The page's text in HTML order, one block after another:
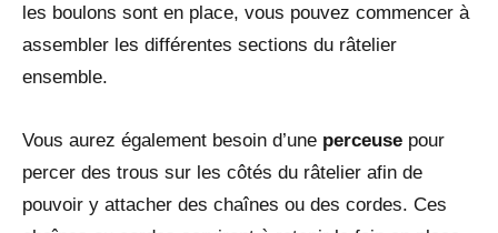
les boulons sont en place, vous pouvez commencer à
assembler les différentes sections du râtelier
ensemble.
Vous aurez également besoin d’une perceuse pour
percer des trous sur les côtés du râtelier afin de
pouvoir y attacher des chaînes ou des cordes. Ces